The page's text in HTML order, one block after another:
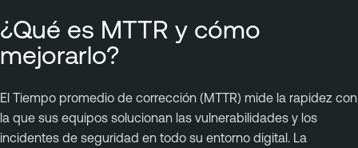
¿Qué es MTTR y cómo
mejorarlo?
El Tiempo promedio de corrección (MTTR) mide la rapidez con
la que sus equipos solucionan las vulnerabilidades y los
incidentes de seguridad en todo su entorno digital. La